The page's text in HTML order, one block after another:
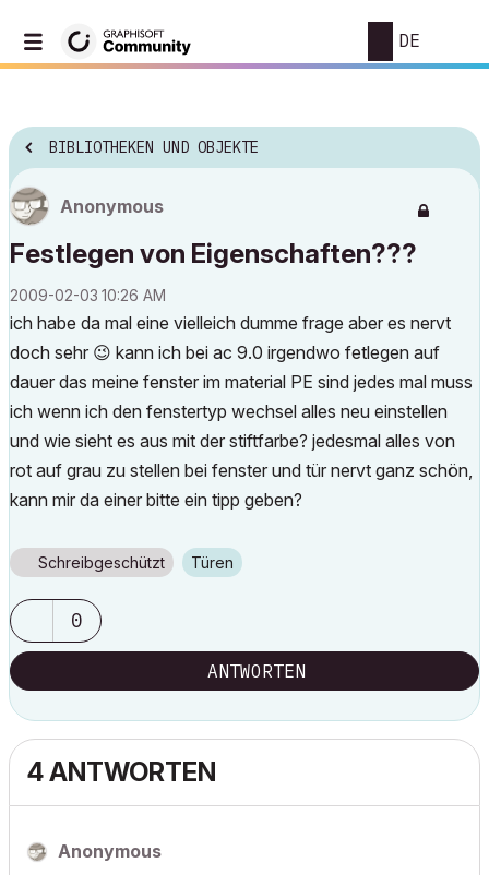
DE
BIBLIOTHEKEN UND OBJEKTE
Anonymous
Festlegen von Eigenschaften???
‎2009-02-03 10:26 AM
ich habe da mal eine vielleich dumme frage aber es nervt
doch sehr 😉 kann ich bei ac 9.0 irgendwo fetlegen auf
dauer das meine fenster im material PE sind jedes mal muss
ich wenn ich den fenstertyp wechsel alles neu einstellen
und wie sieht es aus mit der stiftfarbe? jedesmal alles von
rot auf grau zu stellen bei fenster und tür nervt ganz schön,
kann mir da einer bitte ein tipp geben?
Schreibgeschützt Türen
0
ANTWORTEN
4 ANTWORTEN
Anonymous